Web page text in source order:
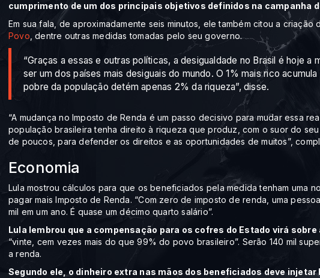
cumprimento de um dos principais objetivos definidos na campanha
Em sua fala, de aproximadamente seis minutos, ele também citou a criação
Povo , dentre outras medidas tomadas pelo seu governo.
“Graças a essas e outras políticas, a desigualdade no Brasil é hoje a
ser um dos países mais desiguais do mundo. O 1% mais rico
pobre da população detém apenas 2% da riqueza”, disse.
“A mudança no Imposto de Renda é um passo decisivo para mudar essa
população brasileira tenha direito à riqueza que produz, com o suor do
de poucos, para defender os direitos e as oportunidades de muitos”,
Economia
Lula mostrou cálculos para que os beneficiados pela medida tenham uma
pagar mais Imposto de Renda. “Com zero de imposto de renda, uma
mil em um ano. É quase um décimo quarto salário”.
Lula lembrou que a compensação para os cofres do Estado virá
“vinte, cem vezes mais do que 99% do povo brasileiro”. Serão 140 mil
a renda.
Segundo ele, o dinheiro extra nas mãos dos beneficiados deve injetar